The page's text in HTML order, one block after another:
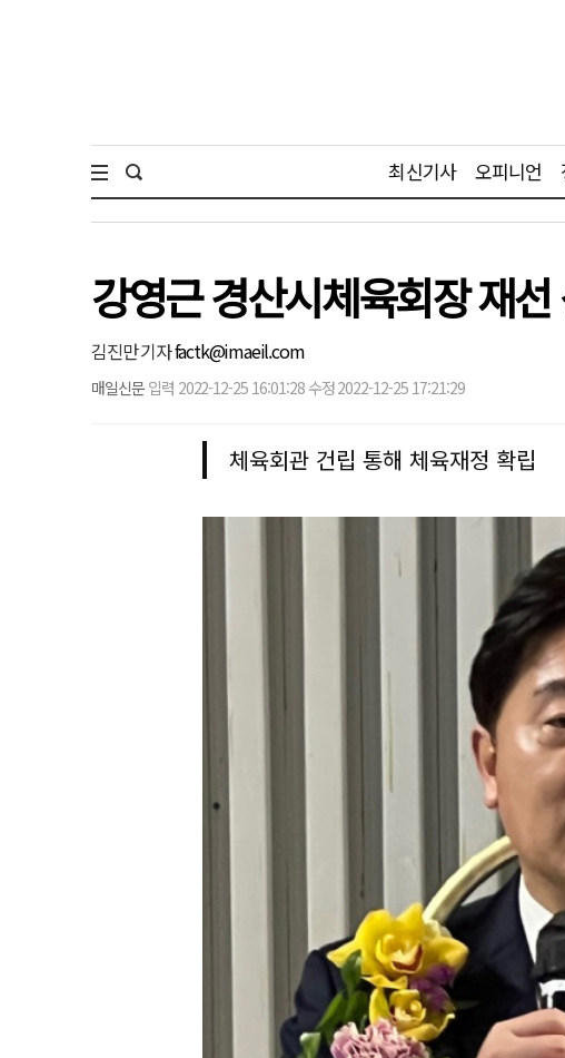
최신기사 오피니언
강영근 경산시체육회장 재선
김진만 기자factk@imaeil.com
매일신문 입력 2022-12-25 16:01:28 수정 2022-12-25 17:21:29
체육회관 건립 통해 체육재정 확립